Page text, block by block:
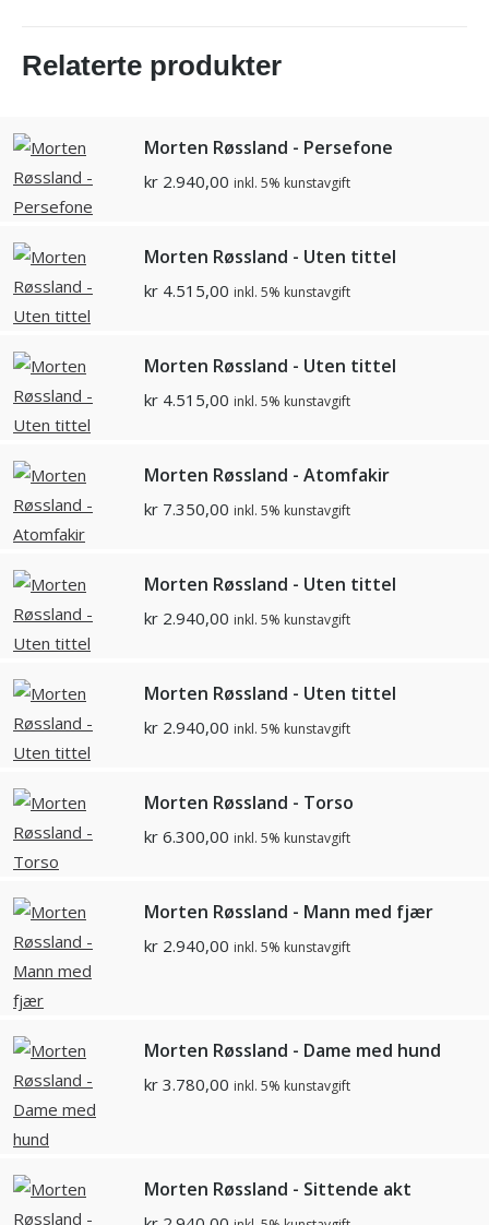
Relaterte produkter
Morten Røssland - Persefone
kr 2.940,00 inkl. 5% kunstavgift
Morten Røssland - Uten tittel
kr 4.515,00 inkl. 5% kunstavgift
Morten Røssland - Uten tittel
kr 4.515,00 inkl. 5% kunstavgift
Morten Røssland - Atomfakir
kr 7.350,00 inkl. 5% kunstavgift
Morten Røssland - Uten tittel
kr 2.940,00 inkl. 5% kunstavgift
Morten Røssland - Uten tittel
kr 2.940,00 inkl. 5% kunstavgift
Morten Røssland - Torso
kr 6.300,00 inkl. 5% kunstavgift
Morten Røssland - Mann med fjær
kr 2.940,00 inkl. 5% kunstavgift
Morten Røssland - Dame med hund
kr 3.780,00 inkl. 5% kunstavgift
Morten Røssland - Sittende akt